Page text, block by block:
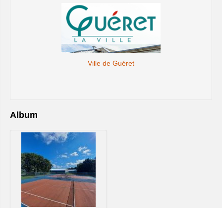
Le site de la Fédération Française de Tennis
Album